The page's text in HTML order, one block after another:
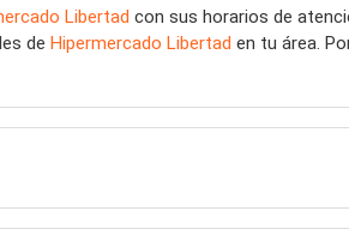
Libertad con sus horarios de
de Hipermercado Libertad en tu área.